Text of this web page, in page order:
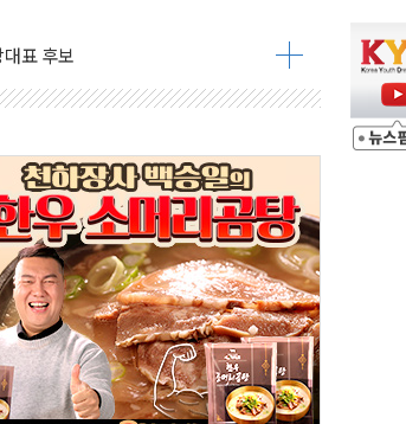
표 후보
...47.75% vs 42.08%
47.75% 정청래 42.08%
정청래 43.27% 송영길 11.63%
정청래 39.89% 송영길 7.47%
족 현실화
해안 강한 비 이어져
에 치여 사망
숨져